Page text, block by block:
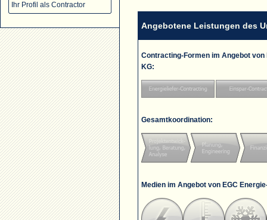
Ihr Profil als Contractor
Angebotene Leistungen des
Contracting-Formen im Angebot von
KG:
Gesamtkoordination:
Medien im Angebot von EGC